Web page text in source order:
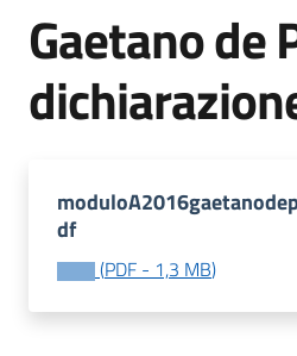
Servizi
Vivere
l'Unione
Tutti
argomenti...
Gaetano de
df
(PDF - 1,3 MB)